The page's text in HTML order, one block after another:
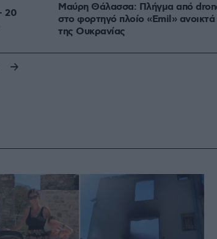
20
Μαύρη Θάλασσα: Πλήγμα από
στο φορτηγό πλοίο «Emil» ανοικτά
της Ουκρανίας